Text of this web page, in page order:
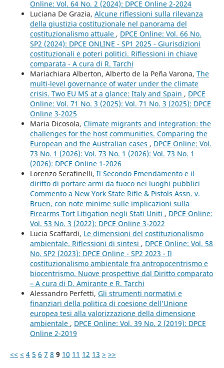
Online: Vol. 64 No. 2 (2024): DPCE Online 2-2024
Luciana De Grazia, Alcune riflessioni sulla rilevanza
della giustizia costituzionale nel panorama del
costituzionalismo attuale , DPCE Online: Vol. 66 No.
SP2 (2024): DPCE ONLINE - SP1 2025 - Giurisdizioni
costituzionali e poteri politici. Riflessioni in chiave
comparata - A cura di R. Tarchi
Mariachiara Alberton, Alberto de la Peña Varona, The
multi-level governance of water under the climate
crisis. Two EU MS at a glance: Italy and Spain , DPCE
Online: Vol. 71 No. 3 (2025): Vol. 71 No. 3 (2025): DPCE
Online 3-2025
Maria Dicosola, Climate migrants and integration: the
challenges for the host communities. Comparing the
European and the Australian cases , DPCE Online: Vol.
73 No. 1 (2026): Vol. 73 No. 1 (2026): Vol. 73 No. 1
(2026): DPCE Online 1-2026
Lorenzo Serafinelli, Il Secondo Emendamento e il
diritto di portare armi da fuoco nei luoghi pubblici
Commento a New York State Rifle & Pistols Assn. v.
Bruen, con note minime sulle implicazioni sulla
Firearms Tort Litigation negli Stati Uniti , DPCE Online:
Vol. 53 No. 3 (2022): DPCE Online 3-2022
Lucia Scaffardi, Le dimensioni del costituzionalismo
ambientale. Riflessioni di sintesi , DPCE Online: Vol. 58
No. SP2 (2023): DPCE Online - SP2 2023 - Il
costituzionalismo ambientale fra antropocentrismo e
biocentrismo. Nuove prospettive dal Diritto comparato
– A cura di D. Amirante e R. Tarchi
Alessandro Perfetti, Gli strumenti normativi e
finanziari della politica di coesione dell’Unione
europea tesi alla valorizzazione della dimensione
ambientale , DPCE Online: Vol. 39 No. 2 (2019): DPCE
Online 2-2019
<< < 4 5 6 7 8 9 10 11 12 13 > >>